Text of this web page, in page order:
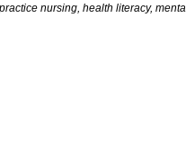
nursing, health literacy,